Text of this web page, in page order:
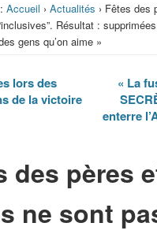
Accueil › Actualités › Fêtes des
Résultat :
gens qu’on aime »
lors des
de la victoire
« La
enterre
des pères
ne sont